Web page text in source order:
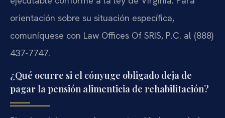
orientación sobre su situación específica,
comuníquese con Law Offices Of SRIS, P.C. al (888)
437-7747.
¿Qué ocurre si el cónyuge obligado deja de
pagar la pensión alimenticia de rehabilitación?